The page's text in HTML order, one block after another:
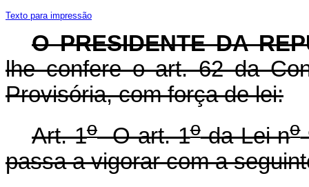
Texto para impressão
O PRESIDENTE DA
lhe confere o art. 62 da
Provisória, com força de lei:
Art. 1oO art. 1oda Lei no
passa a vigorar com a